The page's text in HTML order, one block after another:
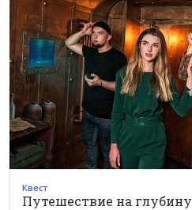
Квест
Путешествие на глубину